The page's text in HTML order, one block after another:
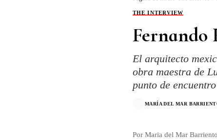
THE INTERVIEW
Fernando
El arquitecto
obra maestra de
punto de
MARÍA DEL MAR
Por Maria del Mar